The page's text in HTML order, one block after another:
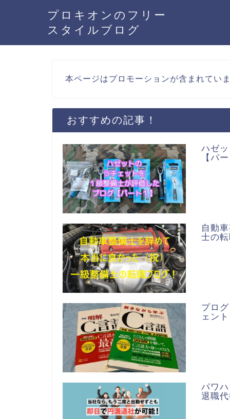
プロキオンのフリー
スタイルブログ
本ページはプロモーションが含まれてい
おすすめの記事！
ハゼ
【パ
自動
士の
プロ
ェン
パワ
退職